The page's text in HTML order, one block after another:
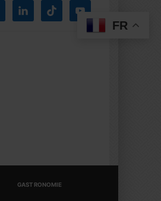
GASTRONOMIE
FR